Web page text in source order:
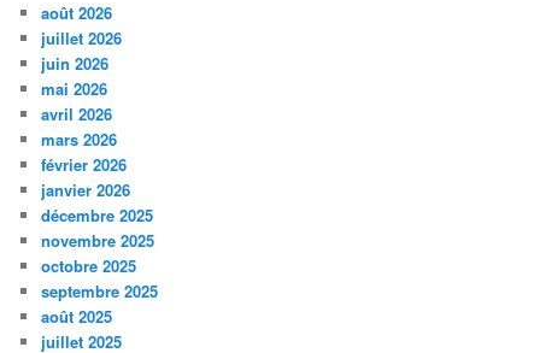
août 2026
juillet 2026
juin 2026
mai 2026
avril 2026
mars 2026
février 2026
janvier 2026
décembre 2025
novembre 2025
octobre 2025
septembre 2025
août 2025
juillet 2025